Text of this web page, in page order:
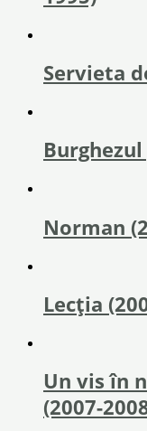
Servieta
Norman
Lecția
Un vis în
(2007-